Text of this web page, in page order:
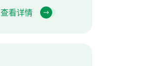
查看详情